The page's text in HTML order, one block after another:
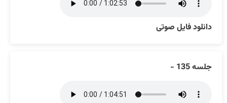
دانلود فایل صوتی
جلسه 135 -